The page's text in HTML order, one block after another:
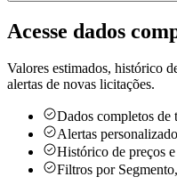
Acesse dados
Valores estimados, histórico
alertas de novas licitações.
Dados completos de
Alertas
Histórico de preços
Filtros por